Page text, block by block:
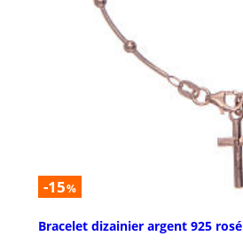
-15%
Bracelet dizainier argent 925 rosé